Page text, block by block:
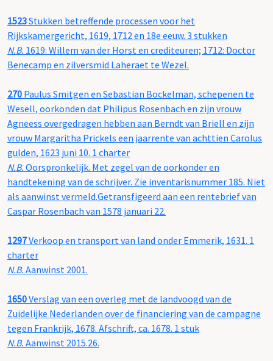
1523Stukken betreffende processen voor het
Rijkskamergericht, 1619, 1712 en 18e eeuw. 3 stukken
N.B. 1619: Willem van der Horst en crediteuren; 1712: Doctor
Benecamp en zilversmid Laheraet te Wezel.
270 Paulus Smitgen en Sebastian Bockelman, schepenen te
Wesell, oorkonden dat Philipus Rosenbach en zijn vrouw
Agneess overgedragen hebben aan Berndt van Briell en zijn
vrouw Margaritha Prickels een jaarrente van achttien Carolus
gulden, 1623 juni 10. 1 charter
N.B. Oorspronkelijk. Met zegel van de oorkonder en
handtekening van de schrijver. Zie inventarisnummer 185. Niet
als aanwinst vermeld.Getransfigeerd aan een rentebrief van
Caspar Rosenbach van 1578 januari 22.
1297Verkoop en transport van land onder Emmerik, 1631. 1
charter
N.B. Aanwinst 2001.
1650Verslag van een overleg met de landvoogd van de
Zuidelijke Nederlanden over de financiering van de campagne
tegen Frankrijk, 1678. Afschrift, ca. 1678. 1 stuk
N.B. Aanwinst 2015.26.